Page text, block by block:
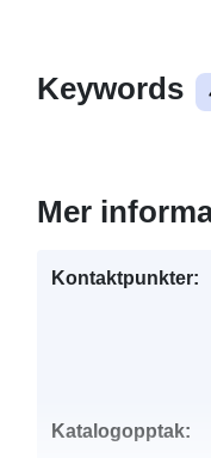
Keywords
Mer
Kontaktpunkter:
Katalogopptak: